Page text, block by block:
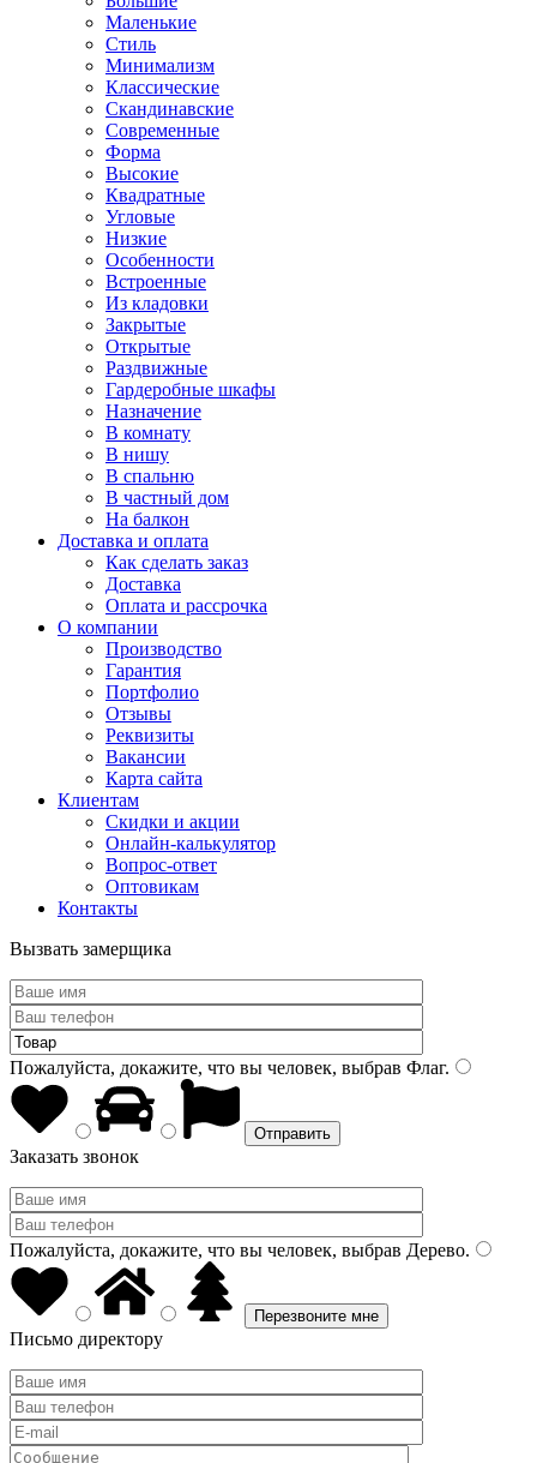
Маленькие
Стиль
Минимализм
Классические
Скандинавские
Современные
Форма
Высокие
Квадратные
Угловые
Низкие
Особенности
Встроенные
Из кладовки
Закрытые
Открытые
Раздвижные
Гардеробные шкафы
Назначение
В комнату
В нишу
В спальню
В частный дом
На балкон
Доставка и оплата
Как сделать заказ
Доставка
Оплата и рассрочка
О компании
Производство
Гарантия
Портфолио
Отзывы
Реквизиты
Вакансии
Карта сайта
Клиентам
Скидки и акции
Онлайн-калькулятор
Вопрос-ответ
Оптовикам
Контакты
Вызвать замерщика
Пожалуйста, докажите, что вы человек, выбрав Флаг.
Заказать звонок
Пожалуйста, докажите, что вы человек, выбрав Дерево.
Письмо директору